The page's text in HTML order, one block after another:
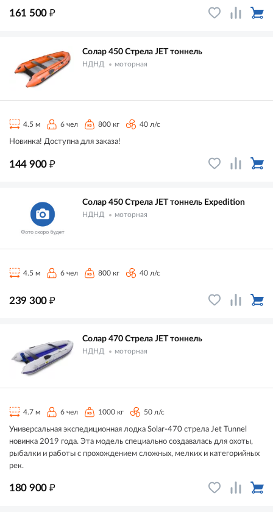
161 500 ₽
Солар 450 Стрела JET тоннель
НДНД моторная
4.5 м 6 чел 800 кг 40 л/с
Новинка! Доступна для заказа!
144 900 ₽
Солар 450 Стрела JET тоннель Expedition
НДНД моторная
4.5 м 6 чел 800 кг 40 л/с
239 300 ₽
Солар 470 Стрела JET тоннель
НДНД моторная
4.7 м 6 чел 1000 кг 50 л/с
Универсальная экспедиционная лодка Solar-470 стрела Jet Tunnel
новинка 2019 года. Эта модель специально создавалась для охоты,
рыбалки и работы с прохождением сложных, мелких и категорийных
рек.
180 900 ₽